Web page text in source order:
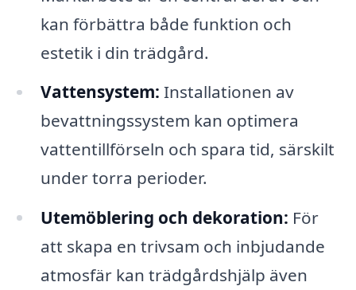
kan förbättra både funktion och
estetik i din trädgård.
Vattensystem: Installationen av
bevattningssystem kan optimera
vattentillförseln och spara tid, särskilt
under torra perioder.
Utemöblering och dekoration: För
att skapa en trivsam och inbjudande
atmosfär kan trädgårdshjälp även